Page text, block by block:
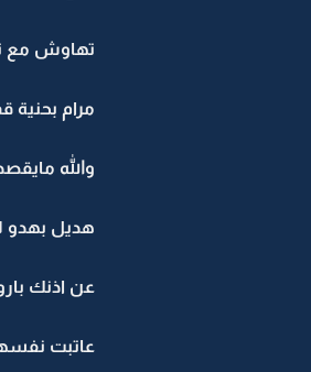
تهاوش مع
مرام بحنية
والله
هديل بهدو
عن اذنك
عاتبت